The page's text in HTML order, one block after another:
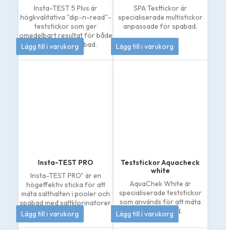
Insta-TEST 5 Plus är
högkvalitativa "dip-n-read"-
teststickor som ger
omedelbart resultat för både
pooler och spabad.
208kr
Lägg till i varukorg
SPA Testtickor är
specialiserade multistickor
anpassade för spabad.
145kr
Lägg till i varukorg
Insta-TEST PRO
Insta-TEST PRO" är en
högeffektiv sticka för att
mäta salthalten i pooler och
spabad med saltklorinatorer.
185kr
Lägg till i varukorg
Teststickor Aquacheck
white
AquaChek White är
specialiserade teststickor
som används för att mäta
natriumklorid.
262kr
Lägg till i varukorg